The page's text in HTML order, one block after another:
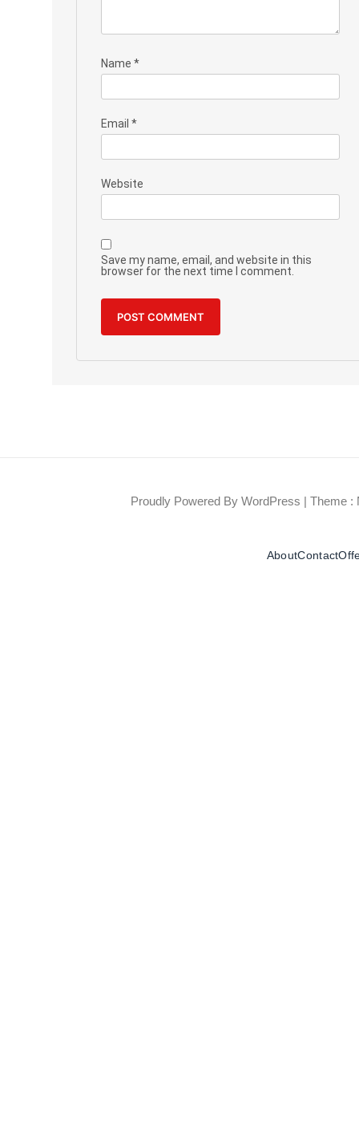
Name *
Email *
Website
Save my name, email, and website in this
browser for the next time I comment.
Proudly Powered By WordPress | Theme :
AboutContact